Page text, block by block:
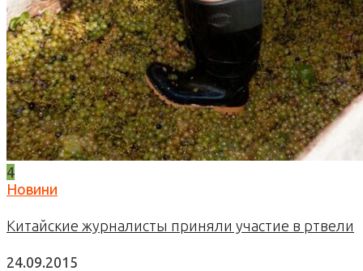
4
Новини
Китайские журналисты приняли участие в ртвели
24.09.2015